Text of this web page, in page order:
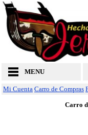
MENU
Mi Cuenta Carro de Compras
Carro